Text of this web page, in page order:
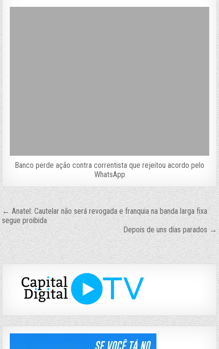
Banco perde ação contra correntista que rejeitou acordo pelo
WhatsApp
Navegação
de
Post
← Anatel: Cautelar não será revogada e franquia na banda larga fixa
segue proibida
Depois de uns dias parados →